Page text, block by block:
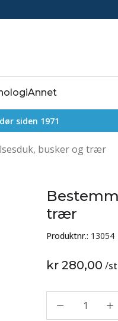
Annet
siden 1971
busker og trær
trær
Produktnr.: 13054
kr 280,00 /
1